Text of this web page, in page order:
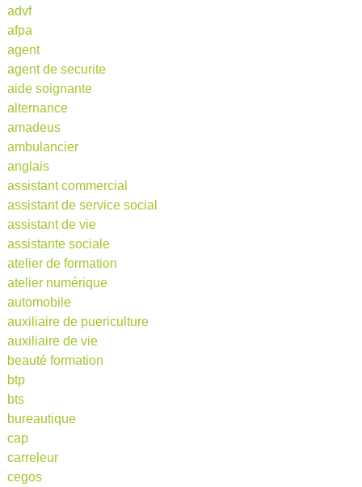
advf
afpa
agent
agent de securite
aide soignante
alternance
amadeus
ambulancier
anglais
assistant commercial
assistant de service social
assistant de vie
assistante sociale
atelier de formation
atelier numérique
automobile
auxiliaire de puericulture
auxiliaire de vie
beauté formation
btp
bts
bureautique
cap
carreleur
cegos